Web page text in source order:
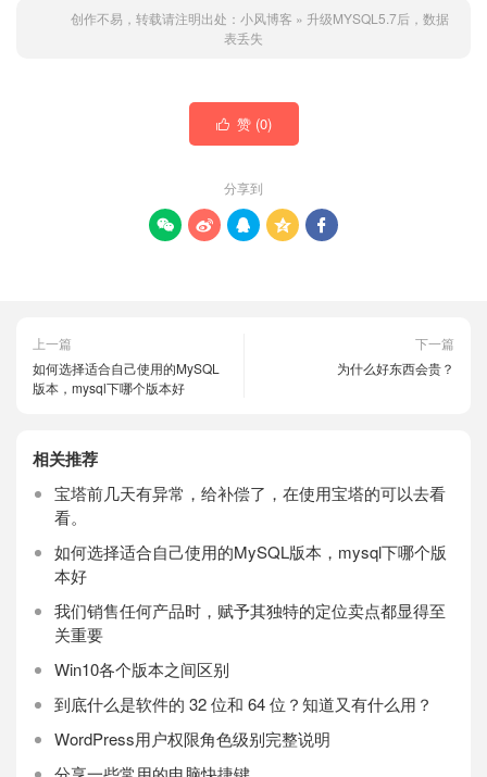
创作不易，转载请注明出处： 小风博客 » 升级MYSQL5.7后，数据
表丢失
 赞 (0)
分享到
    
上一篇
如何选择适合自己使用的MySQL
版本，mysql下哪个版本好
下一篇
为什么好东西会贵？
相关推荐
宝塔前几天有异常，给补偿了，在使用宝塔的可以去看
看。
如何选择适合自己使用的MySQL版本，mysql下哪个版
本好
我们销售任何产品时，赋予其独特的定位卖点都显得至
关重要
Win10各个版本之间区别
到底什么是软件的 32 位和 64 位？知道又有什么用？
WordPress用户权限角色级别完整说明